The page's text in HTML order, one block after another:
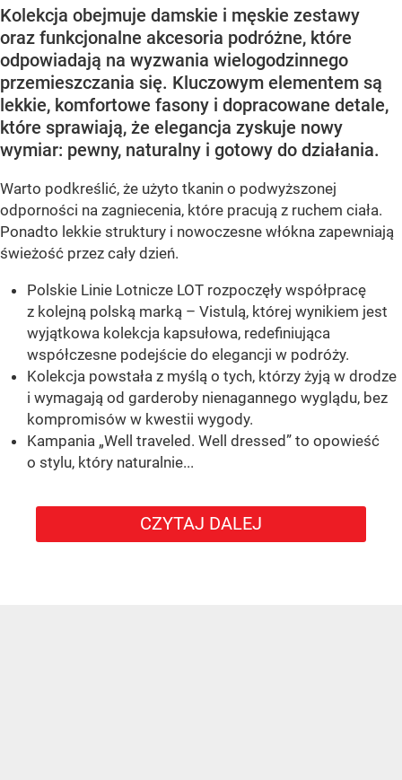
Kolekcja obejmuje damskie i męskie zestawy
oraz funkcjonalne akcesoria podróżne, które
odpowiadają na wyzwania wielogodzinnego
przemieszczania się. Kluczowym elementem są
lekkie, komfortowe fasony i dopracowane detale,
które sprawiają, że elegancja zyskuje nowy
wymiar: pewny, naturalny i gotowy do działania.
Warto podkreślić, że użyto tkanin o podwyższonej
odporności na zagniecenia, które pracują z ruchem ciała.
Ponadto lekkie struktury i nowoczesne włókna zapewniają
świeżość przez cały dzień.
Polskie Linie Lotnicze LOT rozpoczęły współpracę
z kolejną polską marką – Vistulą, której wynikiem jest
wyjątkowa kolekcja kapsułowa, redefiniująca
współczesne podejście do elegancji w podróży.
Kolekcja powstała z myślą o tych, którzy żyją w drodze
i wymagają od garderoby nienagannego wyglądu, bez
kompromisów w kwestii wygody.
Kampania „Well traveled. Well dressed” to opowieść
o stylu, który naturalnie...
CZYTAJ DALEJ